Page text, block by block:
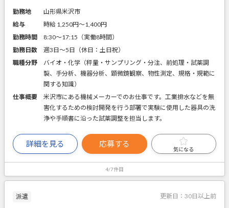
勤務地
山形県米沢市
給与
時給 1,250円〜1,400円
勤務時間
8:30～17:15（実働8時間）
勤務日数
週3日～5日（休日：土日祝）
職種分野
バイオ・化学（秤量・サンプリング・分注、前処理・試薬調
製、手分析、機器分析、顕微鏡観察、物性測定、規格・規範に
関する知識）
仕事概要
米沢市にある機械メーカーでのお仕事です。工業排水などを無
害化するための検討開発を行う部署で実験に使用した器具の洗
浄や手順書に沿った試薬調整を担当します。
詳細を見る 応募する
気になる
4/7件目
派遣 更新日： 30日以上前